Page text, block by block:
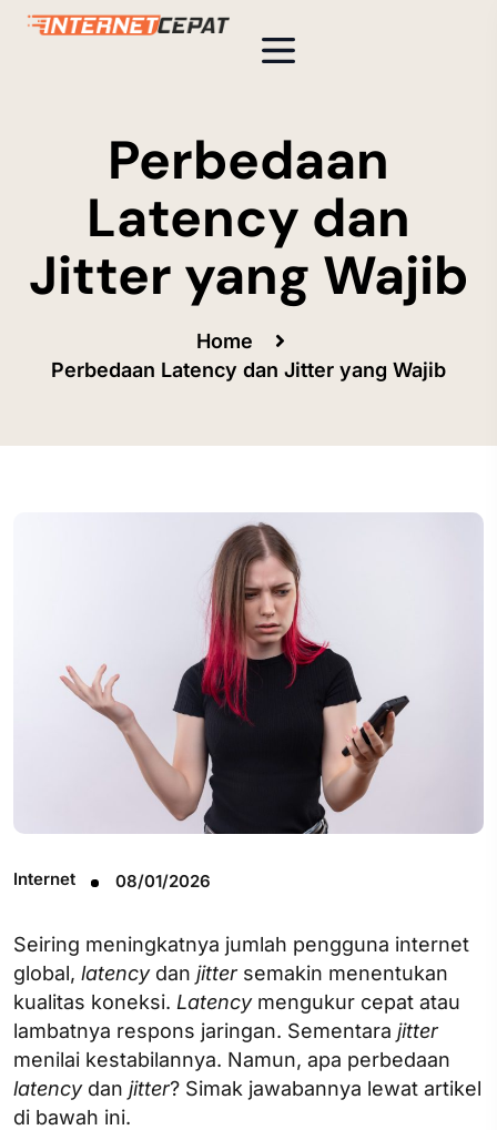
Perbedaan
Latency dan
Jitter yang Wajib
Home
Perbedaan Latency dan Jitter yang Wajib
Internet 08/01/2026
Seiring meningkatnya jumlah pengguna internet
global, latencydan jittersemakin menentukan
kualitas koneksi. Latency mengukur cepat atau
lambatnya respons jaringan. Sementara jitter
menilai kestabilannya. Namun, apa perbedaan
latencydan jitter? Simak jawabannya lewat artikel
di bawah ini.